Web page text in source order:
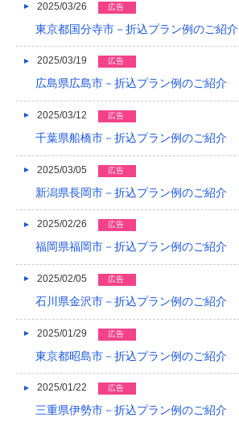
2014/08
2014/07
2014/06
2014/05
2014/02
2014/01
2013/12
2013/11
2013/10
2025/03/26 広告
東京都国分寺市－折込プラン例のご紹介
2025/03/19 広告
広島県広島市－折込プラン例のご紹介
2025/03/12 広告
千葉県船橋市－折込プラン例のご紹介
2025/03/05 広告
新潟県長岡市－折込プラン例のご紹介
2025/02/26 広告
福岡県福岡市－折込プラン例のご紹介
2025/02/05 広告
石川県金沢市－折込プラン例のご紹介
2025/01/29 広告
東京都昭島市－折込プラン例のご紹介
2025/01/22 広告
三重県伊勢市－折込プラン例のご紹介